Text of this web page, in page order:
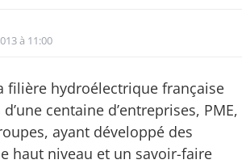
à 11:00
filière hydroélectrique française
centaine d’entreprises, PME,
ayant développé des
haut niveau et un savoir-faire